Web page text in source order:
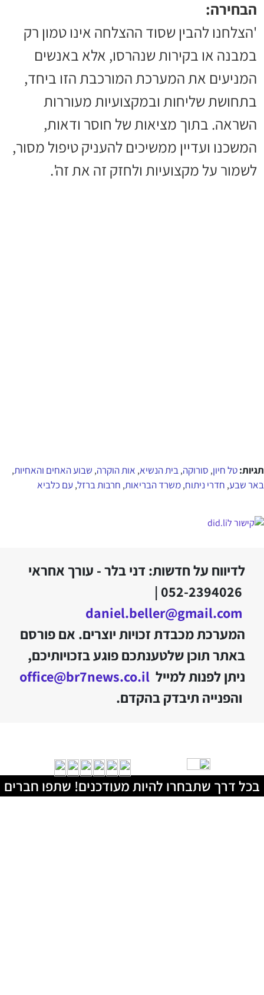
הבחירה:
'הצלחנו להבין שסוד ההצלחה אינו טמון רק
במבנה או בקירות שנהרסו, אלא באנשים
המניעים את המערכת המורכבת הזו ביחד,
בתחושת שליחות ובמקצועיות מעוררות
השראה. בתוך מציאות של חוסר ודאות,
המשכנו ועדיין ממשיכים להעניק טיפול מסור,
לשמור על מקצועיות ולחזק זה את זה'.
תגיות:טל חיון, סורוקה,בית הנשיא, אות הוקרה, שבוע האחים והאחיות,
באר שבע, חדרי ניתוח,משרד הבריאות, חרבות ברזל, עם כלביא
לדיווח על חדשות: דני בלר - עורך אחראי
052-2394026 |
daniel.beller@gmail.com
המערכת מכבדת זכויות יוצרים. אם פורסם
באתר תוכן שלטענתכם פוגע בזכויותיכם,
ניתן לפנות למייל office@br7news.co.il
והפנייה תיבדק בהקדם.
בכל דרך שתבחרו להיות מעודכנים! שתפו חברים